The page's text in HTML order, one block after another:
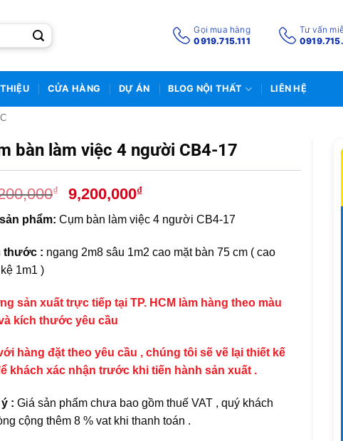
Gọi mua hàng
0919.715.111
Tư vấn
CỬA HÀNG DỰ ÁN BLOG NỘI THẤT LIÊN HỆ
bàn làm việc 4 người CB4-17
₫
Giá
gốc
là:
10,200,000₫.
9,200,000₫Giá
hiện
tại
là:
9,200,000₫.
phẩm: Cụm bàn làm việc 4 người CB4-17
thước : ngang 2m8 sâu 1m2 cao mặt bàn 75 cm ( cao
1m1 )
sản xuất trực tiếp tại TP. HCM làm hàng theo màu
kích thước yêu cầu
hàng đặt theo yêu cầu , chúng tôi sẽ vẽ lại thiết kế
khách xác nhận trước khi tiến hành sản xuất .
: Giá sản phẩm chưa bao gồm thuế VAT , quý khách
cộng thêm 8 % vat khi thanh toán .